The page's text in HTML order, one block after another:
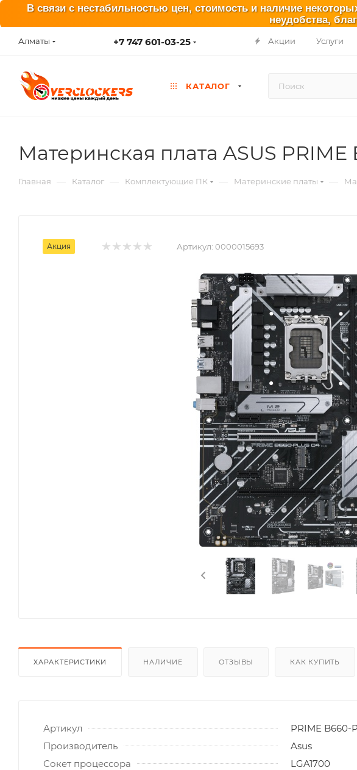
В связи с нестабильностью цен, стоимость и наличие
неудобства,
Алматы +7 747 601-03-25 Акции Услуги
КАТАЛОГ
Материнская плата ASUS PRIME
Главная — Каталог — Комплектующие ПК — Материнские платы —
Акция Артикул: 0000015693
ХАРАКТЕРИСТИКИ НАЛИЧИЕ ОТЗЫВЫ КАК КУПИТЬ
Артикул
PRIME B660-
Производитель
Asus
Сокет процессора
LGA1700